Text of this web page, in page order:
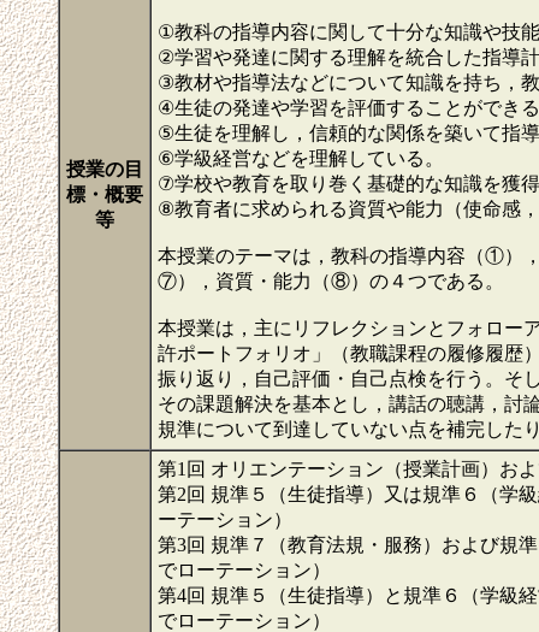
授業の目
標・概要
等
①教科の指導内容に関して十分な知識や技
②学習や発達に関する理解を統合した指導
③教材や指導法などについて知識を持ち，
④生徒の発達や学習を評価することができ
⑤生徒を理解し，信頼的な関係を築いて指
⑥学級経営などを理解している。
⑦学校や教育を取り巻く基礎的な知識を獲
⑧教育者に求められる資質や能力（使命感
本授業のテーマは，教科の指導内容（①
⑦），資質・能力（⑧）の４つである。
本授業は，主にリフレクションとフォロー
許ポートフォリオ」（教職課程の履修履歴
振り返り，自己評価・自己点検を行う。そ
その課題解決を基本とし，講話の聴講，討
規準について到達していない点を補完した
第1回 オリエンテーション（授業計画）お
第2回 規準５（生徒指導）又は規準６（学
ーテーション）
第3回 規準７（教育法規・服務）および規
でローテーション）
第4回 規準５（生徒指導）と規準６（学級
でローテーション）